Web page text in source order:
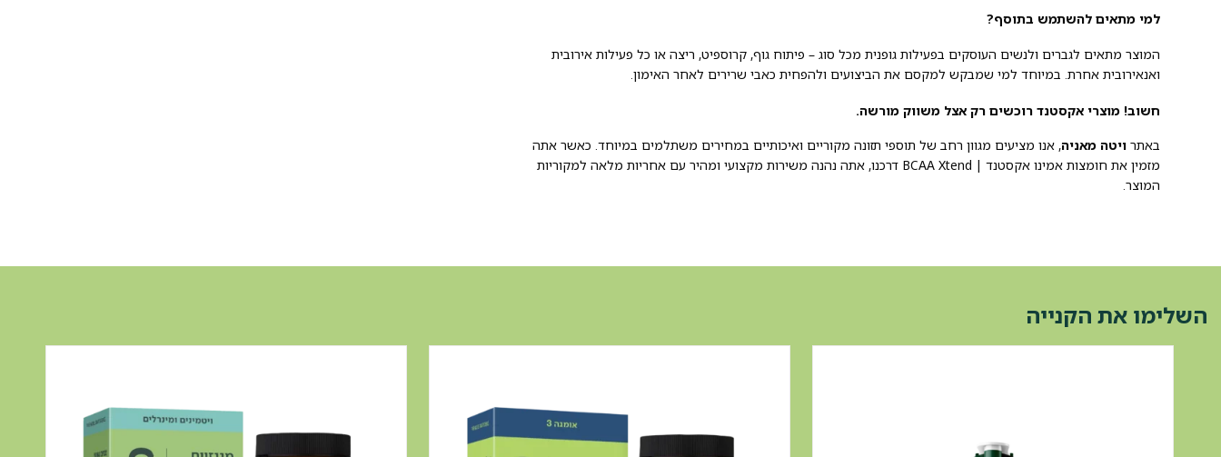
למי מתאים להשתמש בתוסף?
המוצר מתאים לגברים ולנשים העוסקים בפעילות גופנית מכל סוג – פיתוח גוף, קרוספיט, ריצה או כל פעילות אירובית
ואנאירובית אחרת. במיוחד למי שמבקש למקסם את הביצועים ולהפחית כאבי שרירים לאחר האימון.
חשוב! מוצרי אקסטנד רוכשים רק אצל משווק מורשה.
באתר ויטה מאניה, אנו מציעים מגוון רחב של תוספי תזונה מקוריים ואיכותיים במחירים משתלמים במיוחד. כאשר אתה
מזמין את חומצות אמינו אקסטנד | BCAA Xtend דרכנו, אתה נהנה משירות מקצועי ומהיר עם אחריות מלאה למקוריות
המוצר.
השלימו את הקנייה